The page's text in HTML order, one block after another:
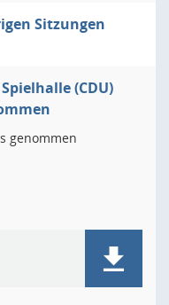
Sitzungen
(CDU)
genommen